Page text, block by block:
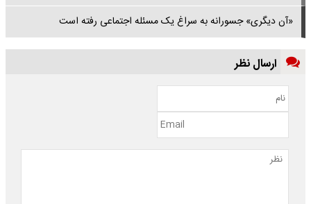
«آن دیگری» جسورانه به سراغ یک مسئله اجتماعی رفته است
ارسال نظر